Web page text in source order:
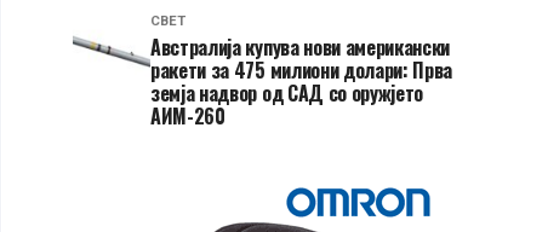
СВЕТ
Австралија купува нови американски
ракети за 475 милиони долари: Прва
земја надвор од САД со оружјето
АИМ-260